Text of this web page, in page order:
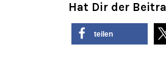
Hat Dir der
teilen